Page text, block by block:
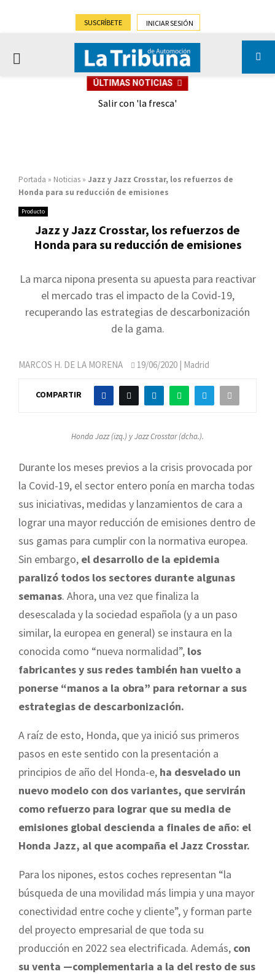
SUSCRÍBETE INICIAR SESIÓN
PRIMARY
ÚLTIMAS NOTICIAS
Salir con 'la fresca'
Portada » Noticias » Jazz y Jazz Crosstar, los refuerzos de
Honda para su reducción de emisiones
Producto
Jazz y Jazz Crosstar, los refuerzos de
Honda para su reducción de emisiones
La marca nipona presenta su apuesta para reactivar
el mercado tras el impacto de la Covid-19,
recuperando las estrategias de descarbonización
de la gama.
MARCOS H. DE LA MORENA 19/06/2020 | Madrid
COMPARTIR
Honda Jazz (izq.) y Jazz Crosstar (dcha.).
Durante los meses previos a la crisis provocada por
la Covid-19, el sector entero ponía en marcha todas
sus iniciativas, medidas y lanzamientos de cara a
lograr una mayor reducción de emisiones dentro de
sus gamas para cumplir con la normativa europea.
Sin embargo, el desarrollo de la epidemia
paralizó todos los sectores durante algunas
semanas. Ahora, una vez que finaliza la
desescalada y la sociedad española (y a un paso
similar, la europea en general) se instaura en la
conocida como “nueva normalidad”, los
fabricantes y sus redes también han vuelto a
ponerse “manos a la obra” para retornar a sus
estrategias de descarbonización.
A raíz de esto, Honda, que ya inició sus primeros
pasos en este sentido con la presentación a
principios de año del Honda-e, ha desvelado un
nuevo modelo con dos variantes, que servirán
como refuerzo para lograr que su media de
emisiones global descienda a finales de año: el
Honda Jazz, al que acompaña el Jazz Crosstar.
Para los nipones, estos coches representan “la
búsqueda de una movilidad más limpia y una mayor
conectividad entre coche y cliente”, y forman parte
del proyecto empresarial de que toda su
producción en 2022 sea electrificada. Además, con
su venta —complementaria a la del resto de sus